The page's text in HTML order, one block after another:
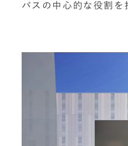
パスの中心的な役割を